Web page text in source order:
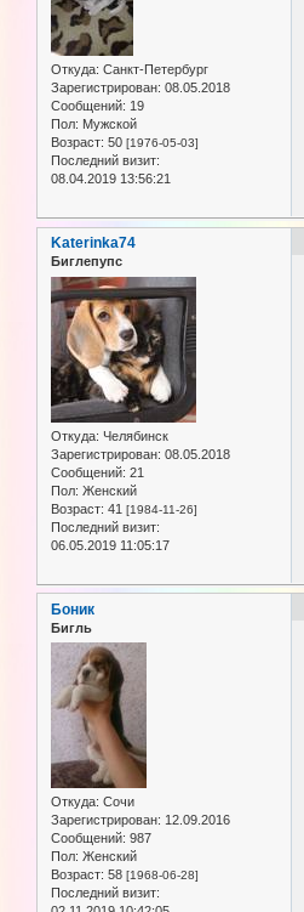
Откуда: Санкт-Петербург
Зарегистрирован: 08.05.2018
Сообщений: 19
Пол: Мужской
Возраст: 50 [1976-05-03]
Последний визит:
08.04.2019 13:56:21
Katerinka74
Биглепупс
Откуда: Челябинск
Зарегистрирован: 08.05.2018
Сообщений: 21
Пол: Женский
Возраст: 41 [1984-11-26]
Последний визит:
06.05.2019 11:05:17
Боник
Бигль
Откуда: Сочи
Зарегистрирован: 12.09.2016
Сообщений: 987
Пол: Женский
Возраст: 58 [1968-06-28]
Последний визит: